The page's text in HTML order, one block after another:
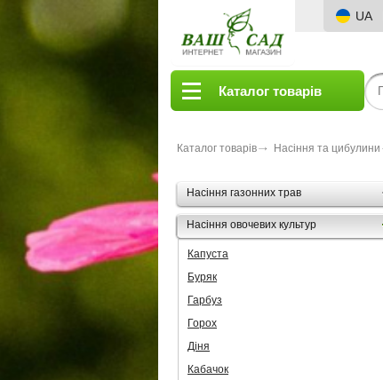
UA
Каталог товарів
Каталог товарів Насіння та цибулини
Насіння газонних трав
Насіння овочевих культур
Капуста
Буряк
Гарбуз
Горох
Діня
Кабачок